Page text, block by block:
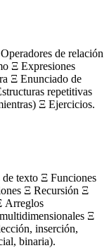
de relación
Ξ Expresiones
Ξ Enunciado de
repetitivas
Ξ Ejercicios.
texto Ξ Funciones
Ξ Recursión Ξ
Arreglos
Ξ
inserción,
binaria).